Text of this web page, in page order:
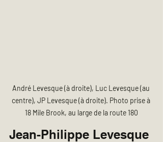
André Levesque (à droite), Luc Levesque (au
centre), JP Levesque (à droite). Photo prise à
18 Mile Brook, au large de la route 180
Jean-Philippe Levesque